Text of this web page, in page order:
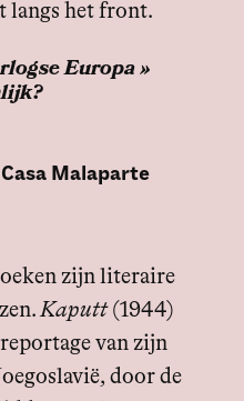
langs het front.
Europa »
Casa Malaparte
zijn literaire
Kaputt (1944)
van zijn
door de